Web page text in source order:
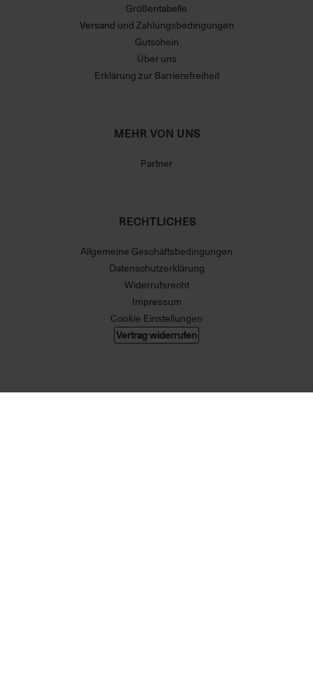
Größentabelle
Versand und Zahlungsbedingungen
Gutschein
Über uns
Erklärung zur Barrierefreiheit
MEHR VON UNS
Partner
RECHTLICHES
Allgemeine Geschäftsbedingungen
Datenschutzerklärung
Widerrufsrecht
Impressum
Cookie Einstellungen
Vertrag widerrufen